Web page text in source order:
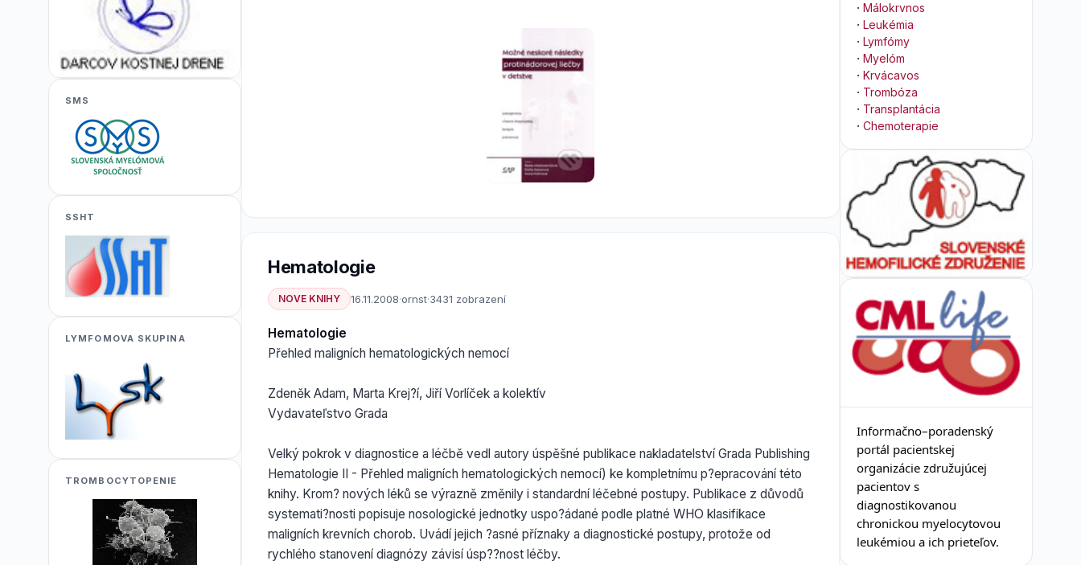
Hematologie
NOVE KNIHY 16.11.2008·ornst·3431 zobrazení
Hematologie
Přehled maligních hematologických nemocí
Zdeněk Adam, Marta Krej?í, Jiří Vorlíček a kolektív
Vydavateľstvo Grada
Velký pokrok v diagnostice a léčbě vedl autory úspěšné publikace nakladatelství Grada Publishing
Hematologie II - Přehled maligních hematologických nemocí) ke kompletnímu p?epracování této
knihy. Krom? nových léků se výrazně změnily i standardní léčebné postupy. Publikace z důvodů
systemati?nosti popisuje nosologické jednotky uspo?ádané podle platné WHO klasifikace
maligních krevních chorob. Uvádí jejich ?asné příznaky a diagnostické postupy, protože od
rychlého stanovení diagnózy závisí úsp??nost léčby.
SMS
SSHT
LYMFOMOVA SKUPINA
TROMBOCYTOPENIE
· Málokrvnos
· Leukémia
· Lymfómy
· Myelóm
· Krvácavos
· Trombóza
· Transplantácia
· Chemoterapie
Informačno–poradenský
portál pacientskej
organizácie združujúcej
pacientov s
diagnostikovanou
chronickou myelocytovou
leukémiou a ich prieteľov.